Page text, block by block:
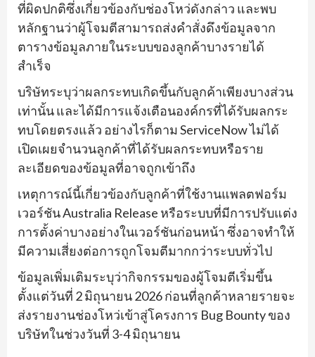
ที่ผิดปกติซึ่งเกี่ยวข้องกับช่องโหว่ดังกล่าว และพบ
หลักฐานว่าผู้โจมตีสามารถส่งคำสั่งดึงข้อมูลจาก
ตารางข้อมูลภายในระบบของลูกค้าบางรายได้
สำเร็จ
บริษัทระบุว่าผลกระทบเกิดขึ้นกับลูกค้าเพียงบางส่วน
เท่านั้น และได้มีการแจ้งเตือนองค์กรที่ได้รับผลกระ
ทบโดยตรงแล้ว อย่างไรก็ตาม ServiceNow ไม่ได้
เปิดเผยจำนวนลูกค้าที่ได้รับผลกระทบหรือราย
ละเอียดของข้อมูลที่อาจถูกเข้าถึง
เหตุการณ์นี้เกี่ยวข้องกับลูกค้าที่ใช้งานแพลตฟอร์ม
เวอร์ชัน Australia Release หรือระบบที่มีการปรับแต่ง
การตั้งค่าบางอย่างในเวอร์ชันก่อนหน้า ซึ่งอาจทำให้
มีความเสี่ยงต่อการถูกโจมตีมากกว่าระบบทั่วไป
ข้อมูลเพิ่มเติมระบุว่ากิจกรรมของผู้โจมตีเริ่มขึ้น
ตั้งแต่วันที่ 2 มิถุนายน 2026 ก่อนที่ลูกค้าหลายรายจะ
ส่งรายงานช่องโหว่เข้าสู่โครงการ Bug Bounty ของ
บริษัทในช่วงวันที่ 3-4 มิถุนายน